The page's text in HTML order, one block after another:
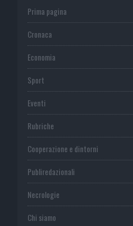
Prima pagina
Cronaca
Economia
Sport
Eventi
Rubriche
Cooperazione e dintorni
Publiredazionali
Necrologie
Chi siamo